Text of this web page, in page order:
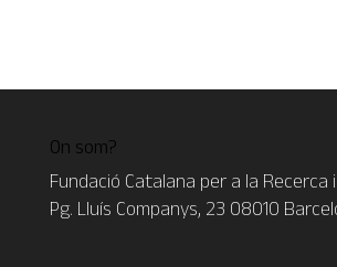
On som?
Fundació Catalana per a la Recerca
Pg. Lluís Companys, 23 08010